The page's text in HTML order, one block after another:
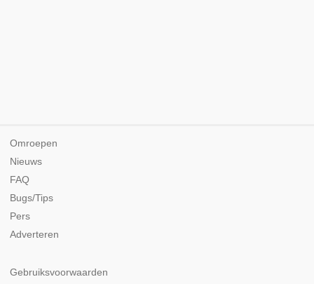
Omroepen
Nieuws
FAQ
Bugs/Tips
Pers
Adverteren
Gebruiksvoorwaarden